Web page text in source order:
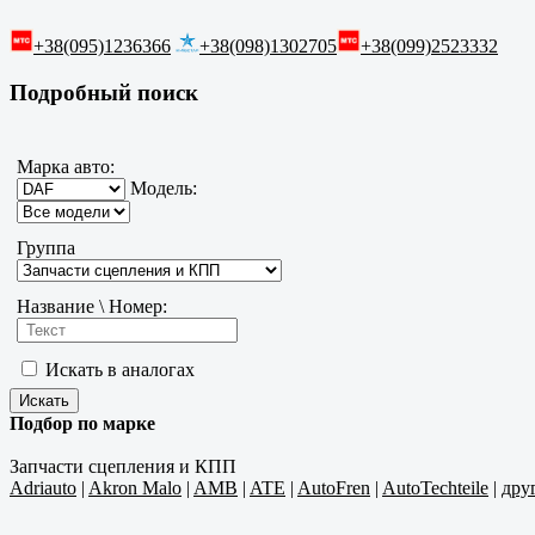
+38(095)1236366 +38(098)1302705 +38(099)2523332
Подробный поиск
Марка авто:
Модель:
Группа
Название \ Номер:
Искать в аналогах
Подбор по марке
Запчасти сцепления и КПП
Adriauto | Akron Malo | AMB | ATE | AutoFren | AutoTechteile |